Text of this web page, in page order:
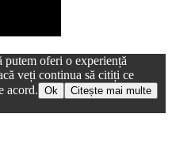
putem oferi o experiență
veți continua să citiți ce
acord. Ok Citește mai multe